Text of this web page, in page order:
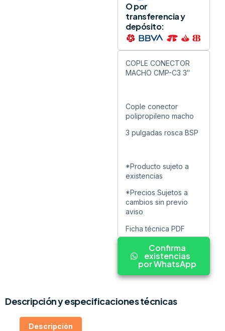
O por
transferencia y
depósito:
COPLE CONECTOR
MACHO CMP-C3 3″
Cople conector
polipropileno macho
3 pulgadas rosca BSP
*Producto sujeto a
existencias
*Precios Sujetos a
cambios sin previo
aviso
Ficha técnica PDF
Confirma
existencias
por WhatsApp
Descripción y especificaciones técnicas
Descripción